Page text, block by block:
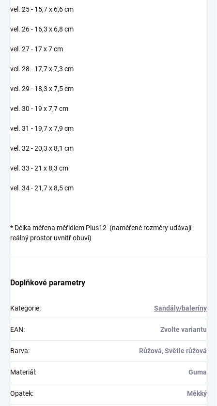
vel. 25 - 15,7 x 6,6 cm
vel. 26 - 16,3 x 6,8 cm
vel. 27 - 17 x 7 cm
vel. 28 - 17,7 x 7,3 cm
vel. 29 - 18,3 x 7,5 cm
vel. 30 - 19 x 7,7 cm
vel. 31 - 19,7 x 7,9 cm
vel. 32 - 20,3 x 8,1 cm
vel. 33 - 21 x 8,3 cm
vel. 34 - 21,7 x 8,5 cm
* Délka měřena měřidlem Plus12 (naměřené rozměry udávají
reálný prostor uvnitř obuvi)
Doplňkové parametry
Kategorie: Sandály/baleríny
EAN: Zvolte variantu
Barva: Růžová, Světle růžová
Materiál : Guma
Opatek: Měkký